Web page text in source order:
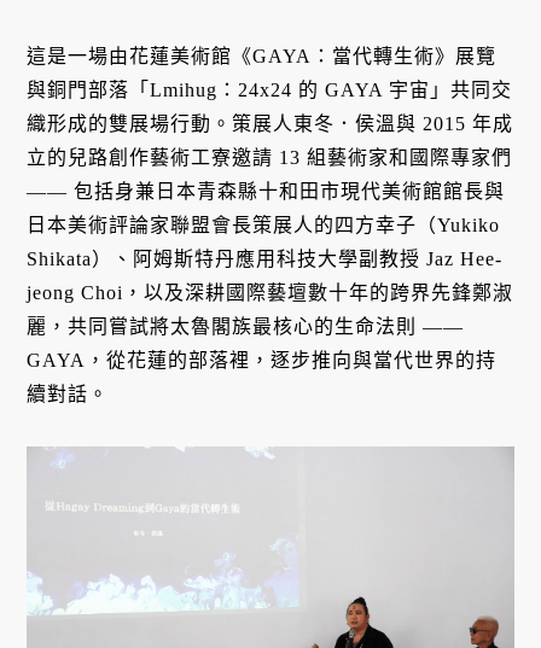
這是一場由花蓮美術館《GAYA：當代轉生術》展覽
與銅門部落「Lmihug：24x24 的 GAYA 宇宙」共同交
織形成的雙展場行動。策展人東冬．侯溫與 2015 年成
立的兒路創作藝術工寮邀請 13 組藝術家和國際專家們
—— 包括身兼日本青森縣十和田市現代美術館館長與
日本美術評論家聯盟會長策展人的四方幸子（Yukiko
Shikata）、阿姆斯特丹應用科技大學副教授 Jaz Hee-
jeong Choi，以及深耕國際藝壇數十年的跨界先鋒鄭淑
麗，共同嘗試將太魯閣族最核心的生命法則 ——
GAYA，從花蓮的部落裡，逐步推向與當代世界的持
續對話。